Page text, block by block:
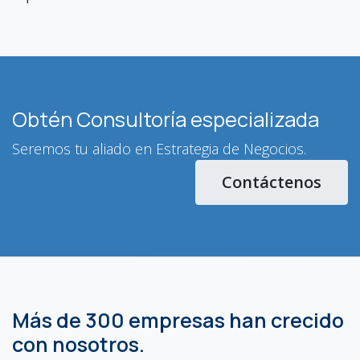
Obtén Consultoría especializada
Seremos tu aliado en Estrategia de Negocios.
Contáctenos
Más de 300 empresas han crecido
con nosotros.